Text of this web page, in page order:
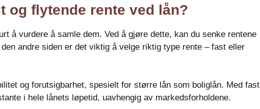
og flytende rente ved lån?
å vurdere å samle dem. Ved å gjøre dette, kan du senke rentene
andre siden er det viktig å velge riktig type rente – fast eller
og forutsigbarhet, spesielt for større lån som boliglån. Med fast
i hele lånets løpetid, uavhengig av markedsforholdene.